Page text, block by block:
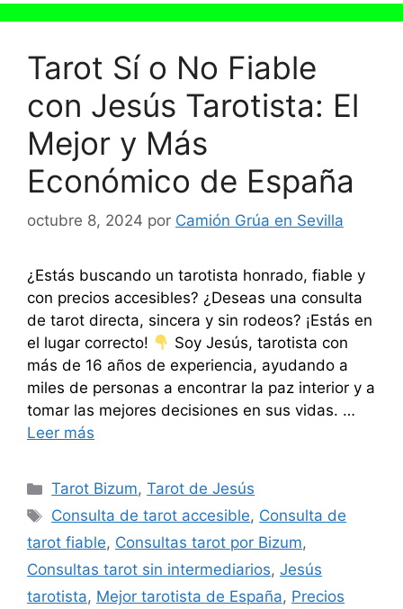
Tarot Sí o No Fiable
con Jesús Tarotista: El
Mejor y Más
Económico de España
octubre 8, 2024 por Camión Grúa en Sevilla
¿Estás buscando un tarotista honrado, fiable y
con precios accesibles? ¿Deseas una consulta
de tarot directa, sincera y sin rodeos? ¡Estás en
el lugar correcto!
Soy Jesús, tarotista con
más de 16 años de experiencia, ayudando a
miles de personas a encontrar la paz interior y a
tomar las mejores decisiones en sus vidas. …
Leer más
Categorías
Tarot Bizum,Tarot de Jesús
Etiquetas
Consulta de tarot accesible, Consulta de
tarot fiable, Consultas tarot por Bizum,
Consultas tarot sin intermediarios, Jesús
tarotista, Mejor tarotista de España, Precios